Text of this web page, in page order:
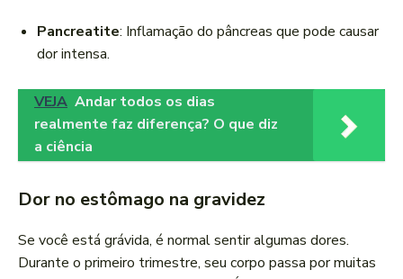
Pancreatite: Inflamação do pâncreas que pode causar
dor intensa.
VEJA Andar todos os dias
realmente faz diferença? O que diz
a ciência
Dor no estômago na gravidez
Se você está grávida, é normal sentir algumas dores.
Durante o primeiro trimestre, seu corpo passa por muitas